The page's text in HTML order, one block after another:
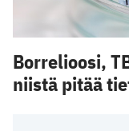
Borrelioosi,
niistä pitää